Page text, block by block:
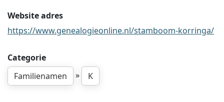
Website adres
https://www.genealogieonline.nl/stamboom-korringa/
Categorie
Familienamen
» K